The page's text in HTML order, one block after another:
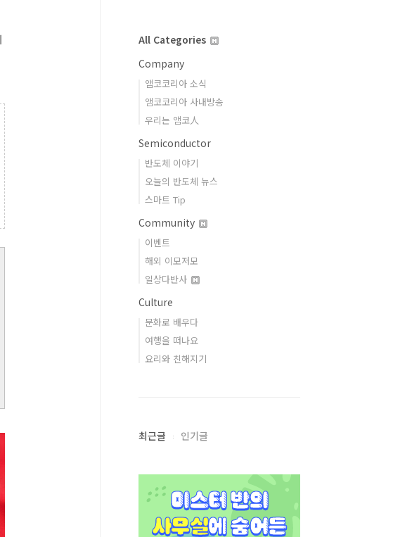
All Categories
Company
앰코코리아 소식
앰코코리아 사내방송
우리는 앰코人
Semiconductor
반도체 이야기
오늘의 반도체 뉴스
스마트 Tip
Community
이벤트
해외 이모저모
일상다반사
Culture
문화로 배우다
여행을 떠나요
요리와 친해지기
최근글 인기글